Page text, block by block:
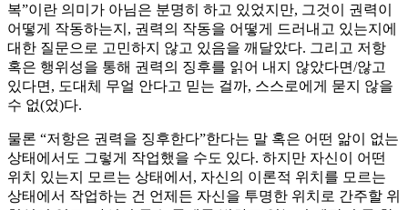
복”이란 의미가 아님은 분명히 하고 있었지만, 그것이 권력이
어떻게 작동하는지, 권력의 작동을 어떻게 드러내고 있는지에
대한 질문으로 고민하지 않고 있음을 깨달았다. 그리고 저항
혹은 행위성을 통해 권력의 징후를 읽어 내지 않았다면/않고
있다면, 도대체 무얼 안다고 믿는 걸까, 스스로에게 묻지 않을
수 없(었)다.
물론 “저항은 권력을 징후한다”한다는 말 혹은 어떤 앎이 없는
상태에서도 그렇게 작업했을 수도 있다. 하지만 자신이 어떤
위치 있는지 모르는 상태에서, 자신의 이론적 위치를 모르는
상태에서 작업하는 건 언제든 자신을 투명한 위치로 간주할 위